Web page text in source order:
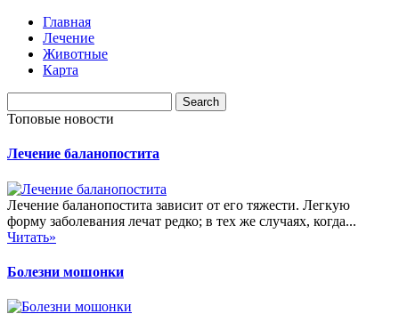
Главная
Лечение
Животные
Карта
Топовые новости
Лечение баланопостита
Лечение баланопостита зависит от его тяжести. Легкую
форму заболевания лечат редко; в тех же случаях, когда...
Читать»
Болезни мошонки